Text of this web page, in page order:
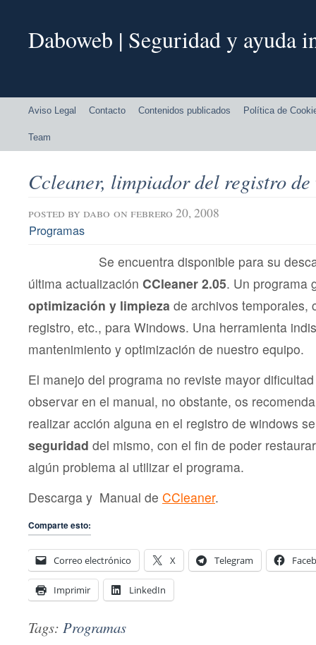
Daboweb | Seguridad y ayuda
Aviso Legal Contacto Contenidos publicados Política de
Team
Ccleaner, limpiador del registro de
posted by dabo on febrero 20, 2008
Programas
Se encuentra disponible para su
última actualización CCleaner 2.05. Un programa
optimización y limpieza de archivos temporales,
registro, etc., para Windows. Una herramienta
mantenimiento y optimización de nuestro equipo.
El manejo del programa no reviste mayor
observar en el manual, no obstante, os
realizar acción alguna en el registro de windows
seguridad del mismo, con el fin de poder
algún problema al utilizar el programa.
Descarga y Manual de CCleaner.
Comparte esto:
Correo electrónico X Telegram
Imprimir LinkedIn
Tags: Programas